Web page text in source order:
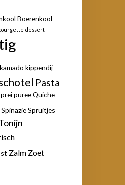
Boerenkool
dessert
kamado kippendij
Pasta
preipureeQuiche
SpinazieSpruitjes
Tonijn
Zalm Zoet